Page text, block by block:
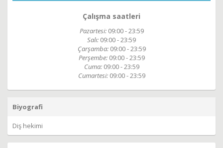
Çalışma saatleri
Pazartesi: 09:00 - 23:59
Salı: 09:00 - 23:59
Çarşamba: 09:00 - 23:59
Perşembe: 09:00 - 23:59
Cuma: 09:00 - 23:59
Cumartesi: 09:00 - 23:59
Biyografi
Diş hekimi